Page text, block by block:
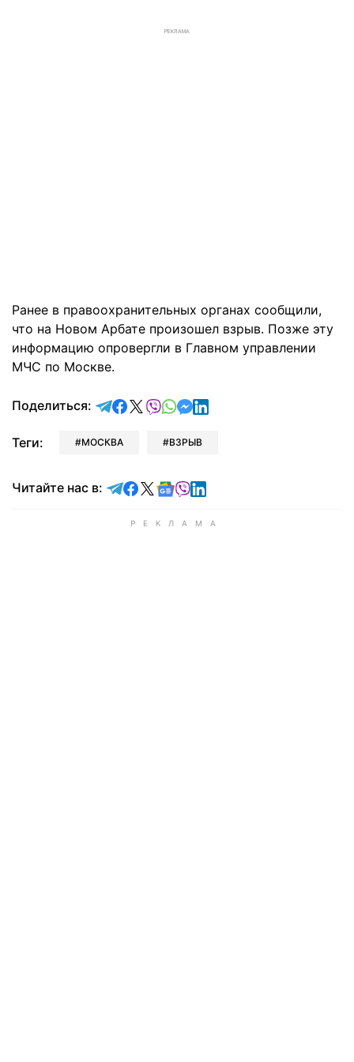
РЕКЛАМА
Ранее в правоохранительных органах сообщили,
что на Новом Арбате произошел взрыв. Позже эту
информацию опровергли в Главном управлении
МЧС по Москве.
Поделиться: отправить в Telegram
поделиться в Facebook
поделиться в X
отправить в Viber
отправить в Whatsapp
отправить в Messenger
отправить в LinkedIn
Теги: МОСКВА ВЗРЫВ
Читайте нас в: Читайте в Telegram
Читайте в Facebook
Читайте в X
Читайте в Google news
Читайте в Viber
Читайте в LinkedIn